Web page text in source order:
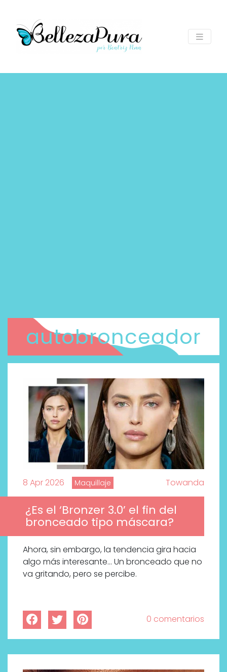
autobronceador
8 Apr 2026 Maquillaje Towanda
¿Es el ‘Bronzer 3.0’ el fin del
bronceado tipo máscara?
Ahora, sin embargo, la tendencia gira hacia
algo más interesante… Un bronceado que no
va gritando, pero se percibe.
0 comentarios